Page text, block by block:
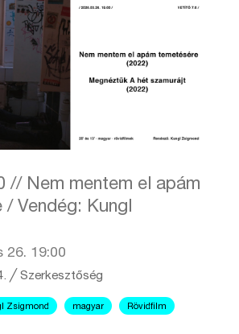
// Nem mentem el apám
/ Vendég: Kungl
26. 19:00
╱Szerkesztőség
Zsigmond magyar Rövidfilm